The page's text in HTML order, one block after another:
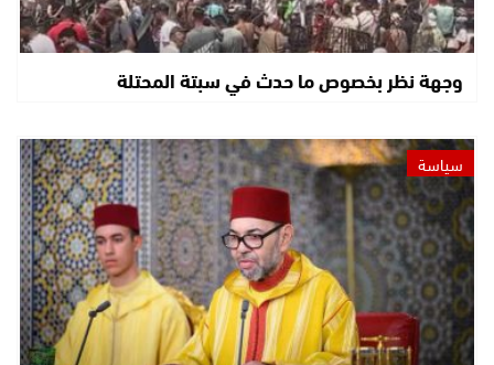
وجهة نظر بخصوص ما حدث في سبتة المحتلة
سياسة